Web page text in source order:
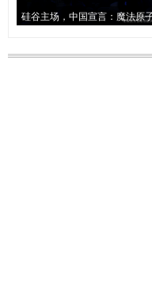
硅谷主场，中国宣言：魔法原